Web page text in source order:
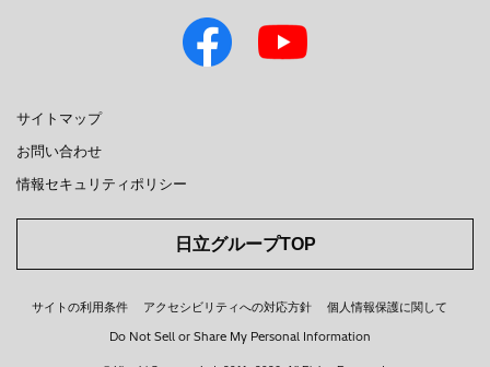
サイトマップ
お問い合わせ
情報セキュリティポリシー
日立グループTOP
サイトの利用条件 アクセシビリティへの対応方針 個人情報保護に関して
Do Not Sell or Share My Personal Information